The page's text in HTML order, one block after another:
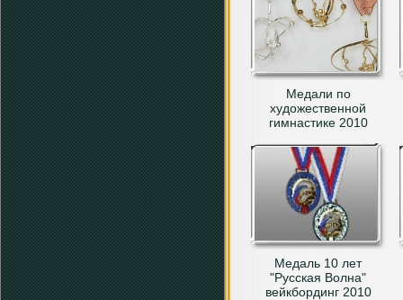
Медали по
художественной
гимнастике 2010
Медаль 10 лет
"Русская Волна"
вейкбординг 2010